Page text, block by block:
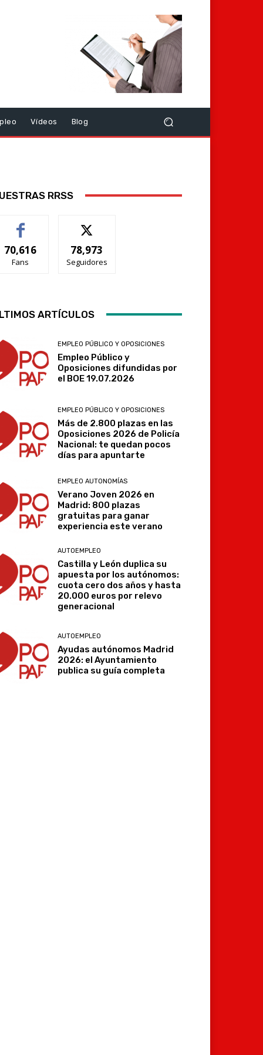
Vídeos Blog
Telegram
RRSS
70,616
Fans
78,973
Seguidores
ARTÍCULOS
EMPLEO PÚBLICO Y OPOSICIONES
Empleo Público y
Oposiciones difundidas por
el BOE 19.07.2026
EMPLEO PÚBLICO Y OPOSICIONES
Más de 2.800 plazas en las
Oposiciones 2026 de Policía
Nacional: te quedan pocos
días para apuntarte
EMPLEO AUTONOMÍAS
Verano Joven 2026 en
Madrid: 800 plazas
gratuitas para ganar
experiencia este verano
AUTOEMPLEO
Castilla y León duplica su
apuesta por los autónomos:
cuota cero dos años y hasta
20.000 euros por relevo
generacional
AUTOEMPLEO
Ayudas autónomos Madrid
2026: el Ayuntamiento
publica su guía completa